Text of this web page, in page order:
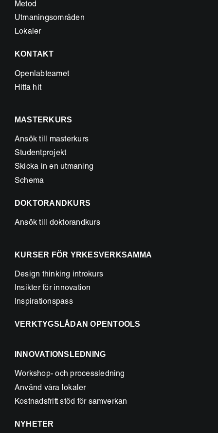
Metod
Utmaningsområden
Lokaler
KONTAKT
Openlabteamet
Hitta hit
MASTERKURS
Ansök till masterkurs
Studentprojekt
Skicka in en utmaning
Schema
DOKTORANDKURS
Ansök till doktorandkurs
KURSER FÖR YRKESVERKSAMMA
Design thinking introkurs
Insikter för innovation
Inspirationspass
VERKTYGSLÅDAN OPENTOOLS
INNOVATIONSLEDNING
Workshop- och processledning
Använd våra lokaler
Kostnadsfritt stöd för samverkan
NYHETER